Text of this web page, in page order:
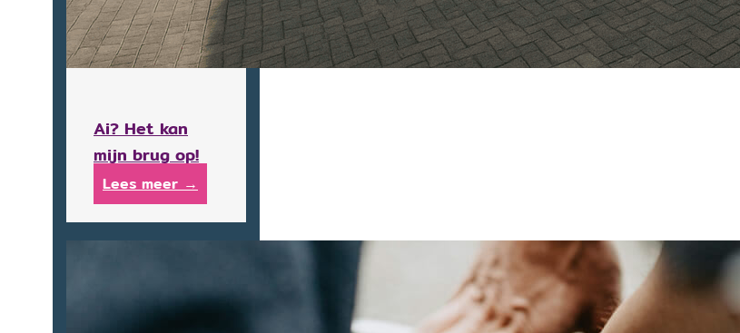
Ai? Het kan
mijn brug op!
Lees meer →